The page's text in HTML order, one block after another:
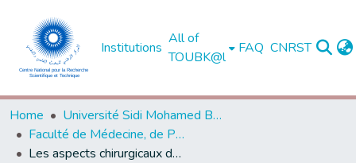
Institutions
All of
TOUBK@l
FAQ CNRST
Home
Université Sidi Mohamed Ben Abdellah de Fès
Faculté de Médecine, de Pharmacie et de Médecine Dentaire - Fès
Les aspects chirurgicaux de la maladie de Crohn (à propos de 31 cas)